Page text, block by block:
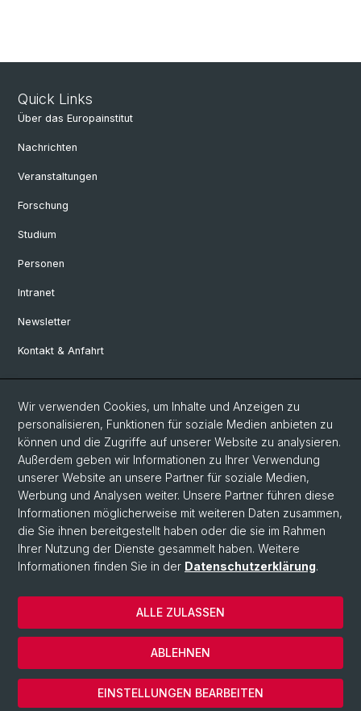
Quick Links
Über das Europainstitut
Nachrichten
Veranstaltungen
Forschung
Studium
Personen
Intranet
Newsletter
Kontakt & Anfahrt
Social Media
Facebook
LinkedIn
Instagram
© Universität Basel
Datenschutzerklärung
Wir verwenden Cookies, um Inhalte und Anzeigen zu
personalisieren, Funktionen für soziale Medien anbieten zu
können und die Zugriffe auf unserer Website zu analysieren.
Außerdem geben wir Informationen zu Ihrer Verwendung
unserer Website an unsere Partner für soziale Medien,
Werbung und Analysen weiter. Unsere Partner führen diese
Informationen möglicherweise mit weiteren Daten zusammen,
die Sie ihnen bereitgestellt haben oder die sie im Rahmen
Ihrer Nutzung der Dienste gesammelt haben. Weitere
Informationen finden Sie in der Datenschutzerklärung.
EINSTELLUNGEN BEARBEITEN
ABLEHNEN
ALLE ZULASSEN